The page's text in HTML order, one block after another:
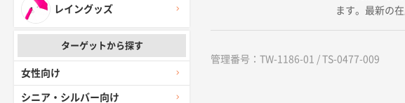
レイングッズ
ターゲットから探す
女性向け
シニア・シルバー向け
ます。最新の
管理番号：TW-1186-01 / TS-0477-009